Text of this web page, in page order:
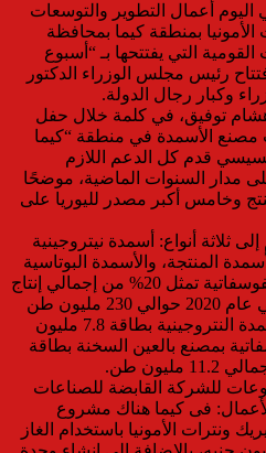
اليوم أعمال التطوير والتوسعات
الأمونيا بمنطقة كيما بمحافظة
التي يفتتحها بـ “أسبوع
رئيس مجلس الوزراء الدكتور
وكبار رجال الدولة.
هشام توفيق، في كلمة خلال حفل
مصنع الأسمدة في منطقة “كيما
قدم كل الدعم اللازم
مدار السنوات الماضية، موضحًا
وخامس أكبر مصدر لليوريا على
ثلاثة أنواع: أسمدة نيتروجينية
51% من الأسمدة المنتجة، والأسمدة البوتاسية
وتمثل نسبتها 29%، والأسمدة الفوسفاتية تمثل 20% من إجمالي إنتاج
الأسمدة في العالم والذي بلغ في عام 2020 حوالي 230 مليون طن
سنويا، مضيفًا أن مصر تنتج الأسمدة النتروجينية بطاقة 7.8 مليون
بمصنع بالعين السخنة بطاقة
للشركة القابضة للصناعات
الأعمال: فى كيما هناك مشروع
ونترات الأمونيا باستخدام الغاز